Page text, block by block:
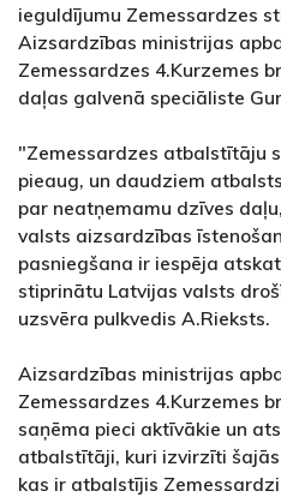
ieguldījumu Zemessardzes
Aizsardzības ministrijas
Zemessardzes 4.Kurzemes
daļas galvenā speciāliste
"Zemessardzes atbalstītāju
pieaug, un daudziem
par neatņemamu dzīves
valsts aizsardzības
pasniegšana ir iespēja
stiprinātu Latvijas valsts
uzsvēra pulkvedis A.Rieksts.
Aizsardzības ministrijas
Zemessardzes 4.Kurzemes
saņēma pieci aktīvākie un
atbalstītāji, kuri izvirzīti
kas ir atbalstījis